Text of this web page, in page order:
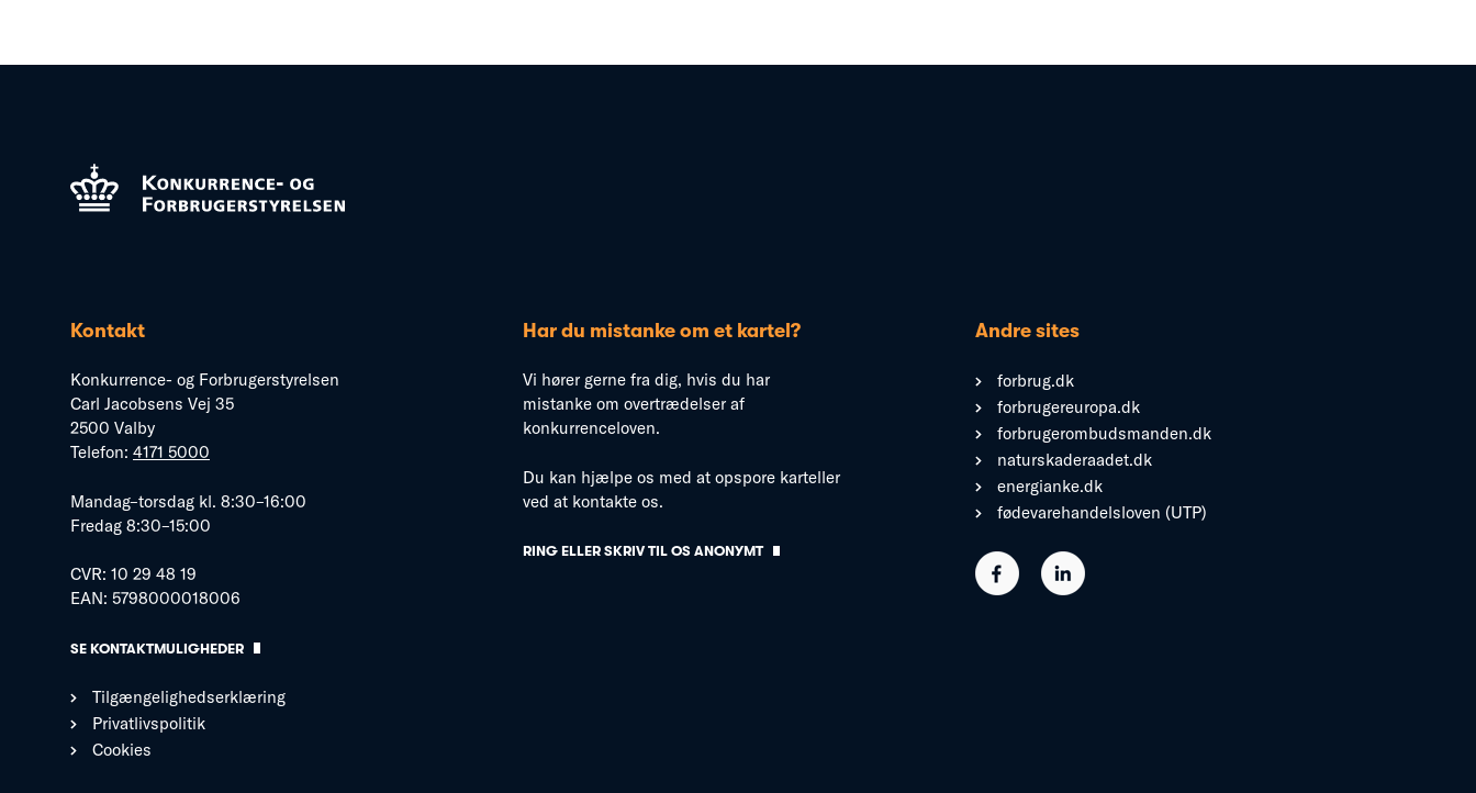
Kontakt
Konkurrence- og Forbrugerstyrelsen
Carl Jacobsens Vej 35
2500 Valby
Telefon: 4171 5000
Mandag–torsdag kl. 8:30–16:00
Fredag 8:30–15:00
CVR: 10 29 48 19
EAN: 5798000018006
SE KONTAKTMULIGHEDER
Tilgængelighedserklæring
Privatlivspolitik
Cookies
Har du mistanke om et kartel?
Vi hører gerne fra dig, hvis du har
mistanke om overtrædelser af
konkurrenceloven.
Du kan hjælpe os med at opspore karteller
ved at kontakte os.
RING ELLER SKRIV TIL OS ANONYMT
Andre sites
forbrug.dk
forbrugereuropa.dk
forbrugerombudsmanden.dk
naturskaderaadet.dk
energianke.dk
fødevarehandelsloven (UTP)